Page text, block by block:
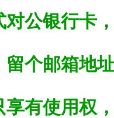
公银行卡
个邮箱地
有使用权